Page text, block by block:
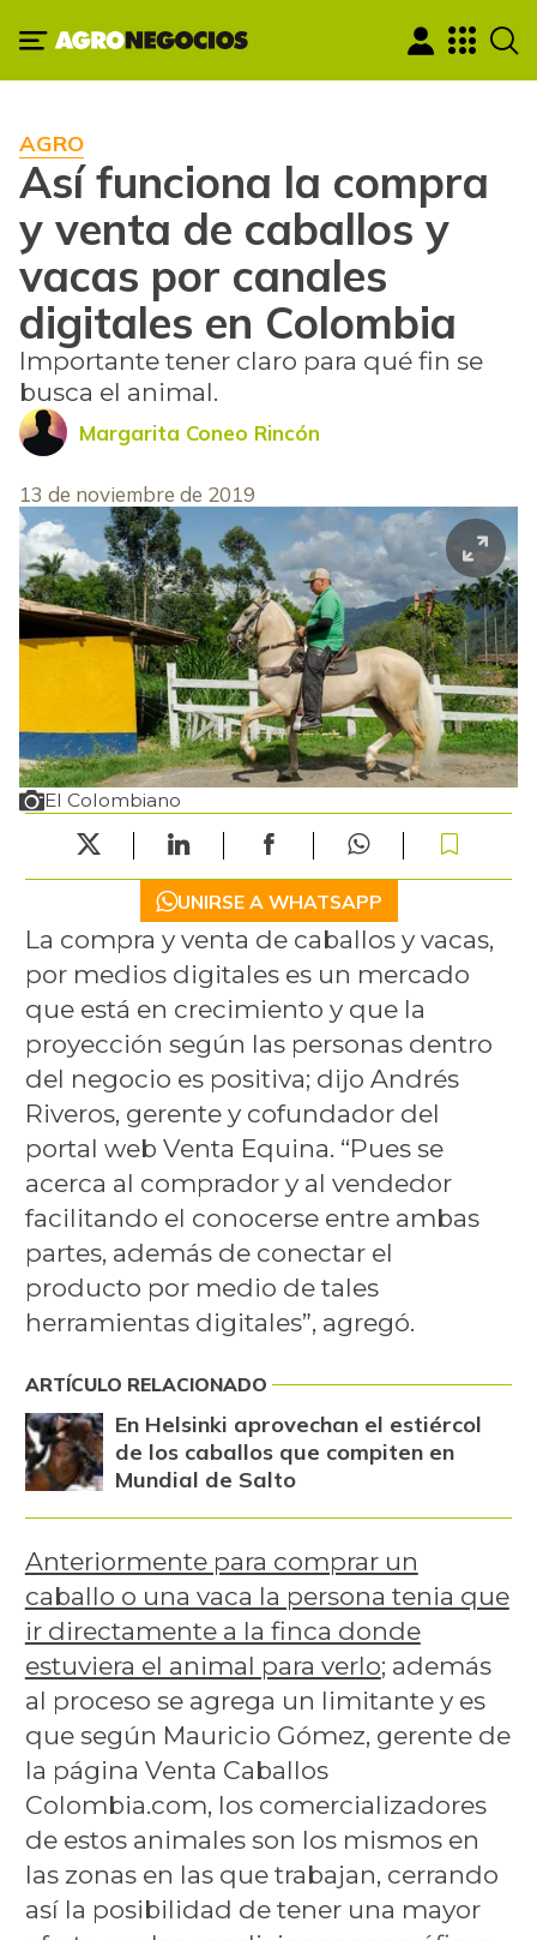
AGRO
Así funciona la compra
y venta de caballos y
vacas por canales
digitales en Colombia
Importante tener claro para qué fin se
busca el animal.
Margarita Coneo Rincón
13 de noviembre de 2019
El Colombiano
UNIRSE A WHATSAPP
La compra y venta de caballos y vacas,
por medios digitales es un mercado
que está en crecimiento y que la
proyección según las personas dentro
del negocio es positiva; dijo Andrés
Riveros, gerente y cofundador del
portal web Venta Equina. “Pues se
acerca al comprador y al vendedor
facilitando el conocerse entre ambas
partes, además de conectar el
producto por medio de tales
herramientas digitales”, agregó.
ARTÍCULO RELACIONADO
En Helsinki aprovechan el estiércol
de los caballos que compiten en
Mundial de Salto
Anteriormente para comprar un
caballo o una vaca la persona tenia que
ir directamente a la finca donde
estuviera el animal para verlo; además
al proceso se agrega un limitante y es
que según Mauricio Gómez, gerente de
la página Venta Caballos
Colombia.com, los comercializadores
de estos animales son los mismos en
las zonas en las que trabajan, cerrando
así la posibilidad de tener una mayor